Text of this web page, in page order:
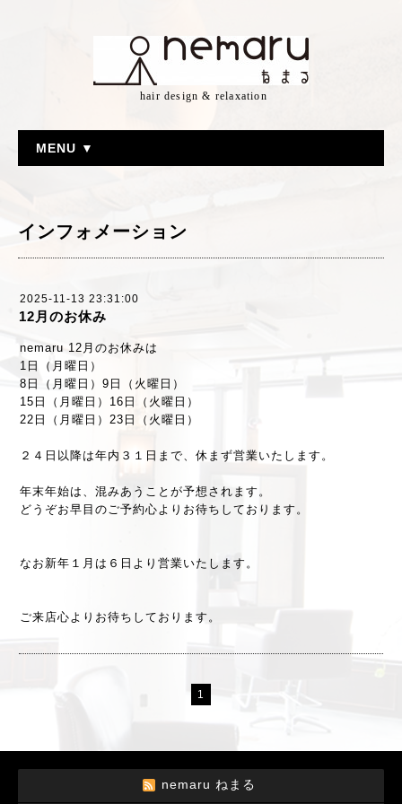
hair design & relaxation
MENU ▼
インフォメーション
2025-11-13 23:31:00
12月のお休み
nemaru 12月のお休みは
1日（月曜日）
8日（月曜日）9日（火曜日）
15日（月曜日）16日（火曜日）
22日（月曜日） 23日 （火曜日）
２４日以降は年内３１日まで、休まず営業いたします。
年末年始は、混みあうことが予想されます。
どうぞお早目のご予約心よりお待ちしております。
なお新年１月は６日より営業いたします。
ご来店心よりお待ちしております。
1
nemaru ねまる